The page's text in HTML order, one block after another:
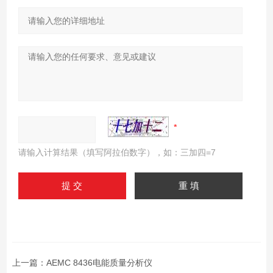
请输入计算结果（填写阿拉伯数字），如：三加四=7
上一篇： AEMC 8436电能质量分析仪